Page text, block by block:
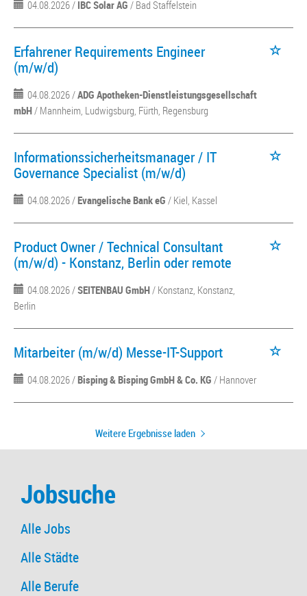
04.08.2026 / IBC Solar AG / Bad Staffelstein
Erfahrener Requirements Engineer
(m/w/d)
04.08.2026 /ADG Apotheken-Dienstleistungsgesellschaft
mbH/ Mannheim, Ludwigsburg, Fürth, Regensburg
Informationssicherheitsmanager / IT
Governance Specialist (m/w/d)
04.08.2026 /Evangelische Bank eG / Kiel, Kassel
Product Owner / Technical Consultant
(m/w/d) - Konstanz, Berlin oder remote
04.08.2026 /SEITENBAU GmbH/ Konstanz, Konstanz,
Berlin
Mitarbeiter (m/w/d) Messe-IT-Support
04.08.2026 /Bisping & Bisping GmbH & Co. KG / Hannover
Weitere Ergebnisse laden
Jobsuche
Alle Jobs
Alle Städte
Alle Berufe